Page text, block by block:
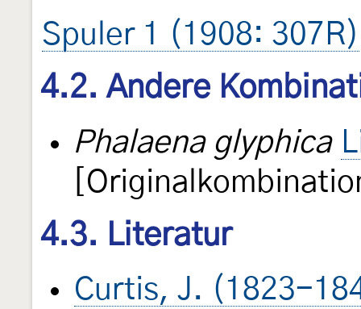
Spuler 1 (1908: 307R)
4.2. Andere
Phalaena glyphica
4.3. Literatur
Curtis, J. (1823-